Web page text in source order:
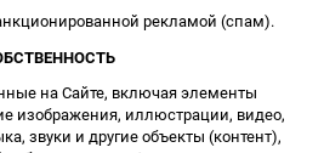
рекламой (спам).
на Сайте, включая элементы
изображения, иллюстрации, видео,
звуки и другие объекты (контент),